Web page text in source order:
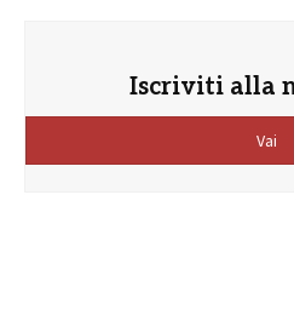
Iscriviti alla
Vai